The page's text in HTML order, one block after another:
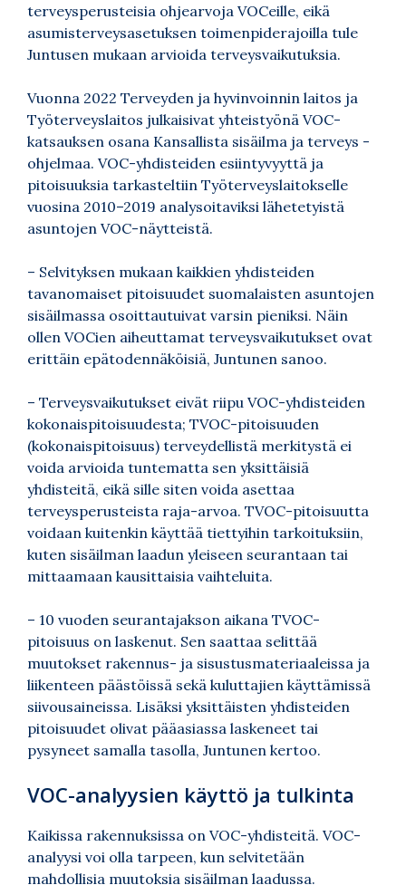
terveysperusteisia ohjearvoja VOCeille, eikä
asumisterveysasetuksen toimenpiderajoilla tule
Juntusen mukaan arvioida terveysvaikutuksia.
Vuonna 2022 Terveyden ja hyvinvoinnin laitos ja
Työterveyslaitos julkaisivat yhteistyönä VOC-
katsauksen osana Kansallista sisäilma ja terveys -
ohjelmaa. VOC-yhdisteiden esiintyvyyttä ja
pitoisuuksia tarkasteltiin Työterveyslaitokselle
vuosina 2010–2019 analysoitaviksi lähetetyistä
asuntojen VOC-näytteistä.
– Selvityksen mukaan kaikkien yhdisteiden
tavanomaiset pitoisuudet suomalaisten asuntojen
sisäilmassa osoittautuivat varsin pieniksi. Näin
ollen VOCien aiheuttamat terveysvaikutukset ovat
erittäin epätodennäköisiä, Juntunen sanoo.
– Terveysvaikutukset eivät riipu VOC-yhdisteiden
kokonaispitoisuudesta; TVOC-pitoisuuden
(kokonaispitoisuus) terveydellistä merkitystä ei
voida arvioida tuntematta sen yksittäisiä
yhdisteitä, eikä sille siten voida asettaa
terveysperusteista raja-arvoa. TVOC-pitoisuutta
voidaan kuitenkin käyttää tiettyihin tarkoituksiin,
kuten sisäilman laadun yleiseen seurantaan tai
mittaamaan kausittaisia vaihteluita.
– 10 vuoden seurantajakson aikana TVOC-
pitoisuus on laskenut. Sen saattaa selittää
muutokset rakennus- ja sisustusmateriaaleissa ja
liikenteen päästöissä sekä kuluttajien käyttämissä
siivousaineissa. Lisäksi yksittäisten yhdisteiden
pitoisuudet olivat pääasiassa laskeneet tai
pysyneet samalla tasolla, Juntunen kertoo.
VOC-analyysien käyttö ja tulkinta
Kaikissa rakennuksissa on VOC-yhdisteitä. VOC-
analyysi voi olla tarpeen, kun selvitetään
mahdollisia muutoksia sisäilman laadussa.